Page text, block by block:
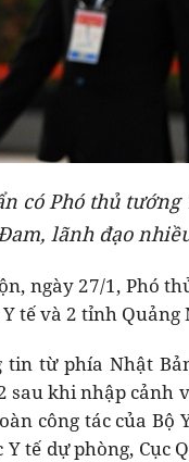
có Phó thủ
lãnh đạo
ngày 27/1, Phó
tế và 2 tỉnh Quảng
tin từ phía Nhật
sau khi nhập
công tác của
Y tế dự phòng,